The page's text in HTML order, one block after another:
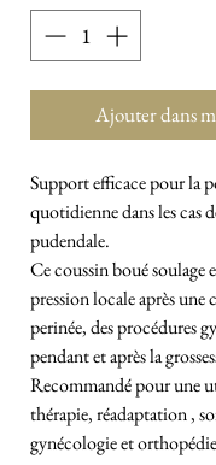
Ajouter dans
Support efficace pour la
quotidienne dans les cas
pudendale.
Ce coussin boué soulage
pression locale après
perinée, des procédures
pendant et après la
Recommandé pour une
thérapie, réadaptation ,
gynécologie et